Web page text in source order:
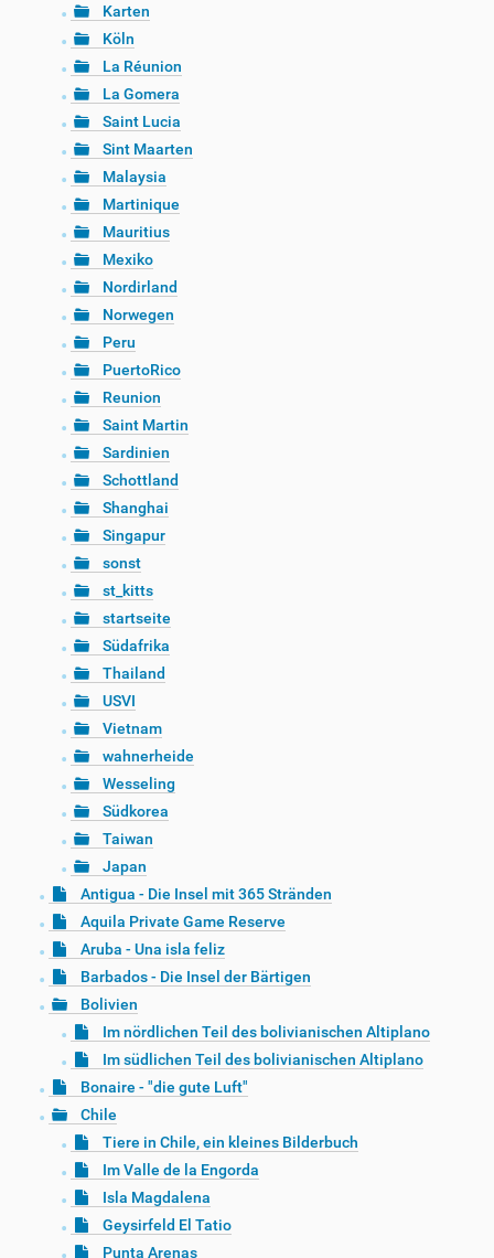
Karten
Köln
La Réunion
La Gomera
Saint Lucia
Sint Maarten
Malaysia
Martinique
Mauritius
Mexiko
Nordirland
Norwegen
Peru
PuertoRico
Reunion
Saint Martin
Sardinien
Schottland
Shanghai
Singapur
sonst
st_kitts
startseite
Südafrika
Thailand
USVI
Vietnam
wahnerheide
Wesseling
Südkorea
Taiwan
Japan
Antigua - Die Insel mit 365 Stränden
Aquila Private Game Reserve
Aruba - Una isla feliz
Barbados - Die Insel der Bärtigen
Bolivien
Im nördlichen Teil des bolivianischen Altiplano
Im südlichen Teil des bolivianischen Altiplano
Bonaire - "die gute Luft"
Chile
Tiere in Chile, ein kleines Bilderbuch
Im Valle de la Engorda
Isla Magdalena
Geysirfeld El Tatio
Punta Arenas